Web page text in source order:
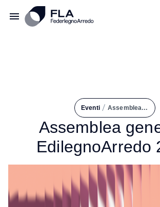
Eventi / Assemblea Generale EdilegnoArredo 2026
Assemblea
EdilegnoArredo